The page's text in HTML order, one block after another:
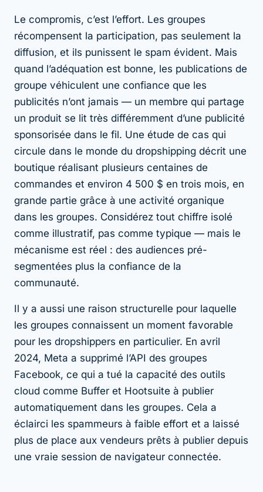
Le compromis, c’est l’effort. Les groupes
récompensent la participation, pas seulement la
diffusion, et ils punissent le spam évident. Mais
quand l’adéquation est bonne, les publications de
groupe véhiculent une confiance que les
publicités n’ont jamais — un membre qui partage
un produit se lit très différemment d’une publicité
sponsorisée dans le fil. Une étude de cas qui
circule dans le monde du dropshipping décrit une
boutique réalisant plusieurs centaines de
commandes et environ 4 500 $ en trois mois, en
grande partie grâce à une activité organique
dans les groupes. Considérez tout chiffre isolé
comme illustratif, pas comme typique — mais le
mécanisme est réel : des audiences pré-
segmentées plus la confiance de la
communauté.
Il y a aussi une raison structurelle pour laquelle
les groupes connaissent un moment favorable
pour les dropshippers en particulier. En avril
2024, Meta a supprimé l’API des groupes
Facebook, ce qui a tué la capacité des outils
cloud comme Buffer et Hootsuite à publier
automatiquement dans les groupes. Cela a
éclairci les spammeurs à faible effort et a laissé
plus de place aux vendeurs prêts à publier depuis
une vraie session de navigateur connectée.